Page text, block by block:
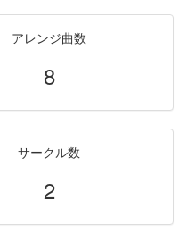
アレンジ曲数
8
サークル数
2